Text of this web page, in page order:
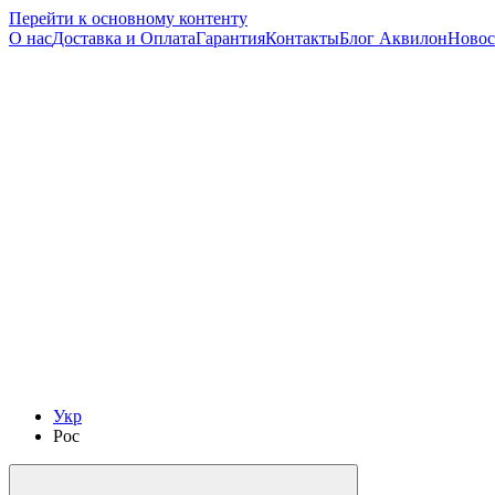
Перейти к основному контенту
О насДоставка и ОплатаГарантияКонтактыБлог Аквилон
Укр
Рос